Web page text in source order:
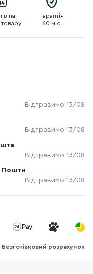
на
Гарантія
60 міс.
Відправимо 13/08
Відправимо 13/08
Відправимо 13/08
Пошти
Відправимо 13/08
Безготівковий розрахунок